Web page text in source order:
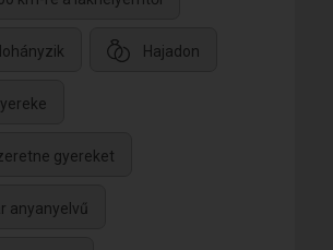
Hajadon
gyereket
anyanyelvű